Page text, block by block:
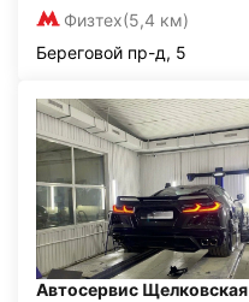
Физтех(5,4 км)
Береговой пр-д, 5
Автосервис Щелковская